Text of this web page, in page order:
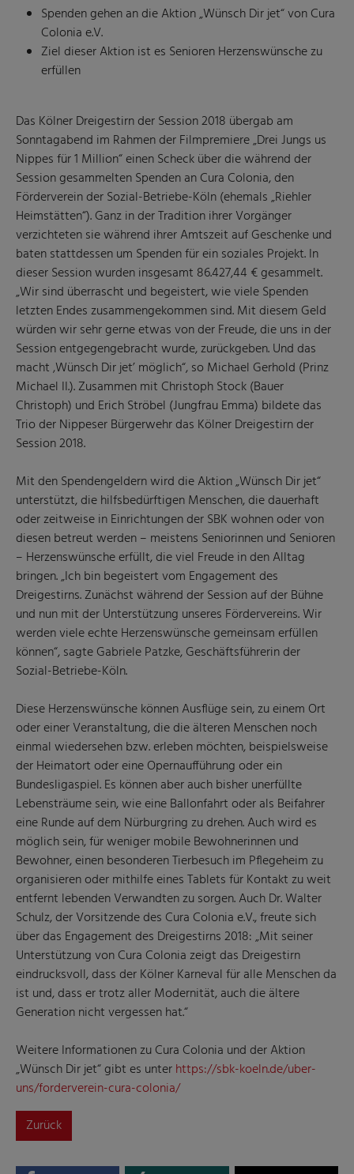
Spenden gehen an die Aktion „Wünsch Dir jet“ von Cura
Colonia e.V.
Ziel dieser Aktion ist es Senioren Herzenswünsche zu
erfüllen
Das Kölner Dreigestirn der Session 2018 übergab am
Sonntagabend im Rahmen der Filmpremiere „Drei Jungs us
Nippes für 1 Million“ einen Scheck über die während der
Session gesammelten Spenden an Cura Colonia, den
Förderverein der Sozial-Betriebe-Köln (ehemals „Riehler
Heimstätten“). Ganz in der Tradition ihrer Vorgänger
verzichteten sie während ihrer Amtszeit auf Geschenke und
baten stattdessen um Spenden für ein soziales Projekt. In
dieser Session wurden insgesamt 86.427,44 € gesammelt.
„Wir sind überrascht und begeistert, wie viele Spenden
letzten Endes zusammengekommen sind. Mit diesem Geld
würden wir sehr gerne etwas von der Freude, die uns in der
Session entgegengebracht wurde, zurückgeben. Und das
macht ‚Wünsch Dir jet’ möglich“, so Michael Gerhold (Prinz
Michael II.). Zusammen mit Christoph Stock (Bauer
Christoph) und Erich Ströbel (Jungfrau Emma) bildete das
Trio der Nippeser Bürgerwehr das Kölner Dreigestirn der
Session 2018.
Mit den Spendengeldern wird die Aktion „Wünsch Dir jet“
unterstützt, die hilfsbedürftigen Menschen, die dauerhaft
oder zeitweise in Einrichtungen der SBK wohnen oder von
diesen betreut werden – meistens Seniorinnen und Senioren
– Herzenswünsche erfüllt, die viel Freude in den Alltag
bringen. „Ich bin begeistert vom Engagement des
Dreigestirns. Zunächst während der Session auf der Bühne
und nun mit der Unterstützung unseres Fördervereins. Wir
werden viele echte Herzenswünsche gemeinsam erfüllen
können“, sagte Gabriele Patzke, Geschäftsführerin der
Sozial-Betriebe-Köln.
Diese Herzenswünsche können Ausflüge sein, zu einem Ort
oder einer Veranstaltung, die die älteren Menschen noch
einmal wiedersehen bzw. erleben möchten, beispielsweise
der Heimatort oder eine Opernaufführung oder ein
Bundesligaspiel. Es können aber auch bisher unerfüllte
Lebensträume sein, wie eine Ballonfahrt oder als Beifahrer
eine Runde auf dem Nürburgring zu drehen. Auch wird es
möglich sein, für weniger mobile Bewohnerinnen und
Bewohner, einen besonderen Tierbesuch im Pflegeheim zu
organisieren oder mithilfe eines Tablets für Kontakt zu weit
entfernt lebenden Verwandten zu sorgen. Auch Dr. Walter
Schulz, der Vorsitzende des Cura Colonia e.V., freute sich
über das Engagement des Dreigestirns 2018: „Mit seiner
Unterstützung von Cura Colonia zeigt das Dreigestirn
eindrucksvoll, dass der Kölner Karneval für alle Menschen da
ist und, dass er trotz aller Modernität, auch die ältere
Generation nicht vergessen hat.“
Weitere Informationen zu Cura Colonia und der Aktion
„Wünsch Dir jet“ gibt es unterhttps://sbk-koeln.de/uber-
uns/forderverein-cura-colonia/
Zurück